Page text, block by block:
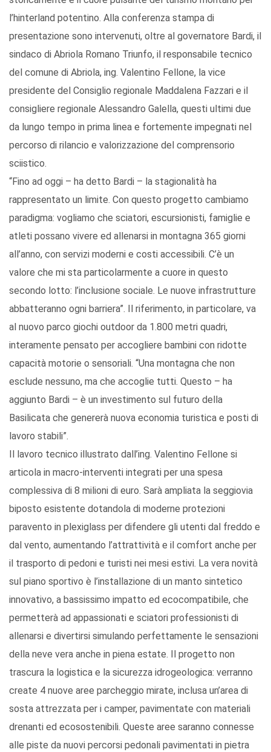
l’hinterland potentino. Alla conferenza stampa di
presentazione sono intervenuti, oltre al governatore Bardi, il
sindaco di Abriola Romano Triunfo, il responsabile tecnico
del comune di Abriola, ing. Valentino Fellone, la vice
presidente del Consiglio regionale Maddalena Fazzari e il
consigliere regionale Alessandro Galella, questi ultimi due
da lungo tempo in prima linea e fortemente impegnati nel
percorso di rilancio e valorizzazione del comprensorio
sciistico.
“Fino ad oggi – ha detto Bardi – la stagionalità ha
rappresentato un limite. Con questo progetto cambiamo
paradigma: vogliamo che sciatori, escursionisti, famiglie e
atleti possano vivere ed allenarsi in montagna 365 giorni
all’anno, con servizi moderni e costi accessibili. C’è un
valore che mi sta particolarmente a cuore in questo
secondo lotto: l’inclusione sociale. Le nuove infrastrutture
abbatteranno ogni barriera”. Il riferimento, in particolare, va
al nuovo parco giochi outdoor da 1.800 metri quadri,
interamente pensato per accogliere bambini con ridotte
capacità motorie o sensoriali. “Una montagna che non
esclude nessuno, ma che accoglie tutti. Questo – ha
aggiunto Bardi – è un investimento sul futuro della
Basilicata che genererà nuova economia turistica e posti di
lavoro stabili”.
Il lavoro tecnico illustrato dall’ing. Valentino Fellone si
articola in macro-interventi integrati per una spesa
complessiva di 8 milioni di euro. Sarà ampliata la seggiovia
biposto esistente dotandola di moderne protezioni
paravento in plexiglass per difendere gli utenti dal freddo e
dal vento, aumentando l’attrattività e il comfort anche per
il trasporto di pedoni e turisti nei mesi estivi. La vera novità
sul piano sportivo è l’installazione di un manto sintetico
innovativo, a bassissimo impatto ed ecocompatibile, che
permetterà ad appassionati e sciatori professionisti di
allenarsi e divertirsi simulando perfettamente le sensazioni
della neve vera anche in piena estate. Il progetto non
trascura la logistica e la sicurezza idrogeologica: verranno
create 4 nuove aree parcheggio mirate, inclusa un’area di
sosta attrezzata per i camper, pavimentate con materiali
drenanti ed ecosostenibili. Queste aree saranno connesse
alle piste da nuovi percorsi pedonali pavimentati in pietra